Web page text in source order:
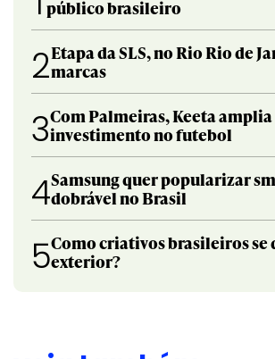
público brasileiro
2Etapa da SLS, no Rio Rio de
marcas
3Com Palmeiras, Keeta amplia
investimento no futebol
4Samsung quer popularizar
dobrável no Brasil
5Como criativos brasileiros se
exterior?